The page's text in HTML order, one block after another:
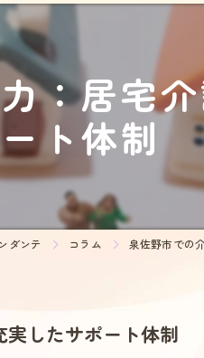
アルバ
直行直帰
ヘルパー
：居宅
ト体制
ダンテ コラム 泉佐野市での
したサポート体制